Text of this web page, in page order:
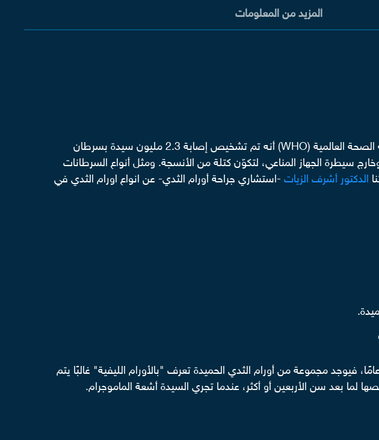
المزيد من المعلومات
يعد سرطان الثدي أكثر أنواع السرطان انتشارًا على مستوى العالم، وعلى حسب تقارير منظمة الصحة العالمية (WHO) أنه تم تشخيص إصابة 2.3 مليون سيدة بسرطان
وخارج سيطرة الجهاز المناعي، لتكوّن كتلة من الأنسجة. ومثل أنواع السرطانات
الدكتور أشرف الزيات-استشاري جراحة أورام الثدي- عن انواع اورام الثدي في
يقول الدكتور أشرف إن أورام الثدي الحميدة تصيب السيدات في أي عمر، بداية من سن 15 عامًا، فيوجد مجموعة من أورام الثدي الحميدة تعرف "بالأورام الليفية" غالبًا يتم